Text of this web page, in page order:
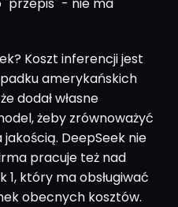
Koszt inferencji jest
amerykańskich
dodał własne
żeby zrównoważyć
DeepSeek nie
pracuje też nad
1, który ma obsługiwać
obecnych kosztów.